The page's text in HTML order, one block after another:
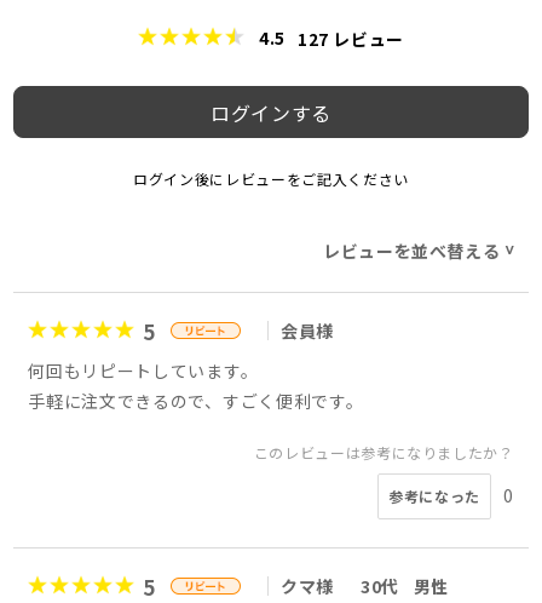
4.5 127 レビュー
ログインする
ログイン後にレビューをご記入ください
レビューを並べ替える >
5
会員様
何回もリピートしています。
手軽に注文できるので、すごく便利です。
このレビューは参考になりましたか？
参考になった 0
5 クマ様 30代
男性